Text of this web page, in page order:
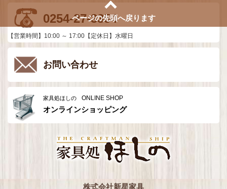
ページの先頭へ戻ります
0254-27-3354
【営業時間】10:00 ～ 17:00【定休日】水曜日
お問い合わせ
家具処ほしの ONLINE SHOP
オンラインショッピング
株式会社新星家具